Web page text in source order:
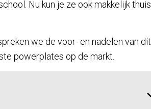
Nu kun je ze ook makkelijk thuis
we de voor- en nadelen van dit
powerplates op de markt.